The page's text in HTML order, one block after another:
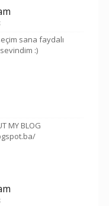
sana faydalı
:)
MY BLOG